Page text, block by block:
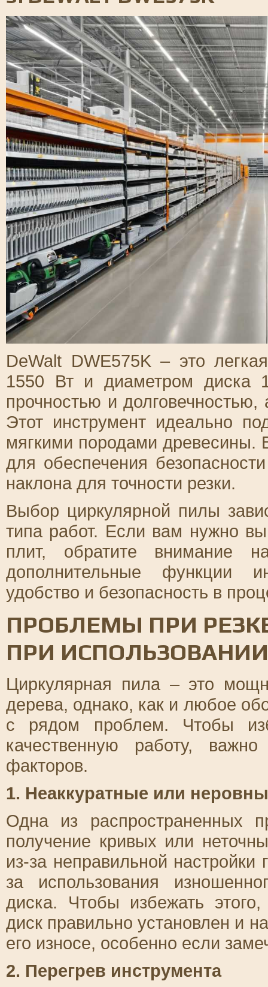
DeWalt DWE575K – это
1550 Вт и диаметром диска
прочностью и долговечностью,
Этот инструмент идеально
мягкими породами древесины.
для обеспечения
наклона для точности резки.
Выбор циркулярной пилы
типа работ. Если вам нужно
плит, обратите внимание
дополнительные функции
удобство и безопасность в
ПРОБЛЕМЫ ПРИ
ПРИ
Циркулярная пила – это
дерева, однако, как и любое
с рядом проблем. Чтобы
качественную работу,
факторов.
1. Неаккуратные или
Одна из распространенных
получение кривых или
из-за неправильной
за использования
диска. Чтобы избежать
диск правильно установлен и
его износе, особенно если
2. Перегрев инструмента